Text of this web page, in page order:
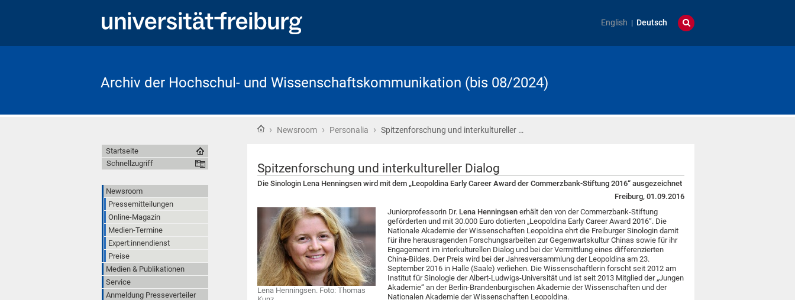
English Deutsch
Archiv der Hochschul- und Wissenschaftskommunikation (bis 08/2024)
Startseite
› Newsroom › Personalia › Spitzenforschung und interkultureller …
Spitzenforschung und interkultureller Dialog
Die Sinologin Lena Henningsen wird mit dem „Leopoldina Early Career Award der Commerzbank-Stiftung 2016“ ausgezeichnet
Freiburg, 01.09.2016
Lena Henningsen. Foto: Thomas
Juniorprofessorin Dr. Lena Henningsen erhält den von der Commerzbank-Stiftung
geförderten und mit 30.000 Euro dotierten „Leopoldina Early Career Award 2016“. Die
Nationale Akademie der Wissenschaften Leopoldina ehrt die Freiburger Sinologin damit
für ihre herausragenden Forschungsarbeiten zur Gegenwartskultur Chinas sowie für ihr
Engagement im interkulturellen Dialog und bei der Vermittlung eines differenzierten
China-Bildes. Der Preis wird bei der Jahresversammlung der Leopoldina am 23.
September 2016 in Halle (Saale) verliehen. Die Wissenschaftlerin forscht seit 2012 am
Institut für Sinologie der Albert-Ludwigs-Universität und ist seit 2013 Mitglied der „Jungen
Akademie“ an der Berlin-Brandenburgischen Akademie der Wissenschaften und der
Nationalen Akademie der Wissenschaften Leopoldina.
Startseite
Schnellzugriff
Newsroom
Pressemitteilungen
Online-Magazin
Medien-Termine
Expert:innendienst
Preise
Medien & Publikationen
Service
Anmeldung Presseverteiler